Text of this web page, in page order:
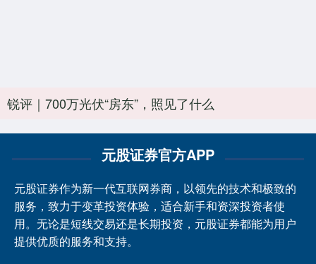
锐评｜700万光伏“房东”，照见了什么
元股证券官方APP
元股证券作为新一代互联网券商，以领先的技术和极致的
服务，致力于变革投资体验，适合新手和资深投资者使
用。无论是短线交易还是长期投资，元股证券都能为用户
提供优质的服务和支持。